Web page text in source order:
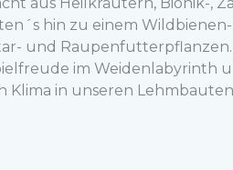
hin zu einem
und Raupenfutterpflanzen.
im Weidenlabyrinth
Klima in unseren Lehmbauten